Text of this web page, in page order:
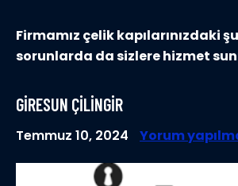
Firmamız çelik kapılarınızdaki
sorunlarda da sizlere hizmet
GIRESUN ÇILINGIR
Temmuz 10, 2024 Yorum